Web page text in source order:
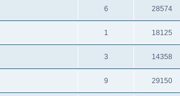
6 28574
1 18125
3 14358
9 29150